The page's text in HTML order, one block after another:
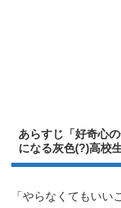
あらすじ「好奇心
になる灰色(?)高校生
「やらなくてもい